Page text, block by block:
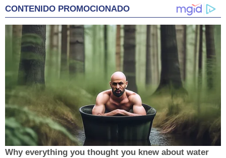
CONTENIDO PROMOCIONADO
Why everything you thought you knew about water